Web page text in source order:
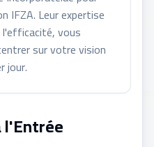
IFZA. Leur expertise
vous
sur votre vision
jour.
l'Entrée